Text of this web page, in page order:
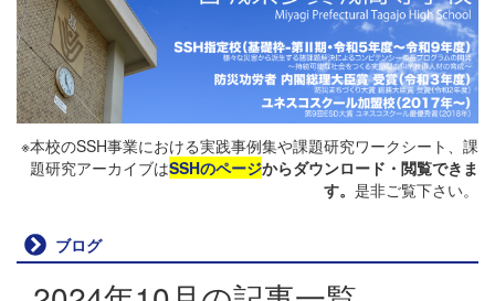
※本校のSSH事業における実践事例集や課題研究ワークシート、課
題研究アーカイブはSSHのページからダウンロード・閲覧できま
す。 是非ご覧下さい。
ブログ